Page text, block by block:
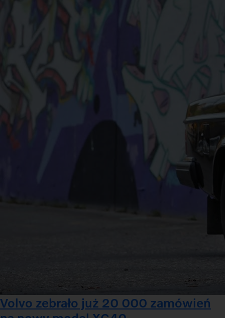
Volvo zebrało już 20 000 zamówień